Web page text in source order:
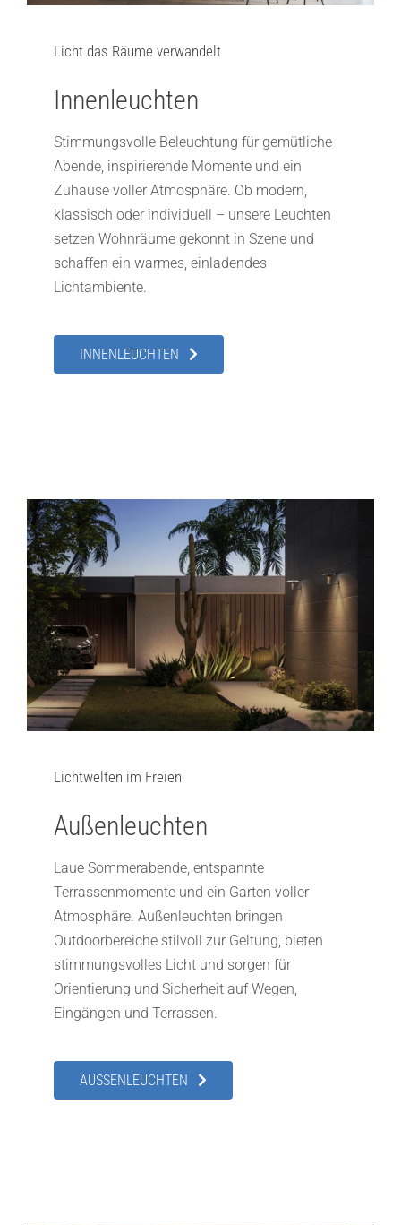
Licht das Räume verwandelt
Innenleuchten
Stimmungsvolle Beleuchtung für gemütliche
Abende, inspirierende Momente und ein
Zuhause voller Atmosphäre. Ob modern,
klassisch oder individuell – unsere Leuchten
setzen Wohnräume gekonnt in Szene und
schaffen ein warmes, einladendes
Lichtambiente.
INNENLEUCHTEN
Lichtwelten im Freien
Außenleuchten
Laue Sommerabende, entspannte
Terrassenmomente und ein Garten voller
Atmosphäre. Außenleuchten bringen
Outdoorbereiche stilvoll zur Geltung, bieten
stimmungsvolles Licht und sorgen für
Orientierung und Sicherheit auf Wegen,
Eingängen und Terrassen.
AUSSENLEUCHTEN